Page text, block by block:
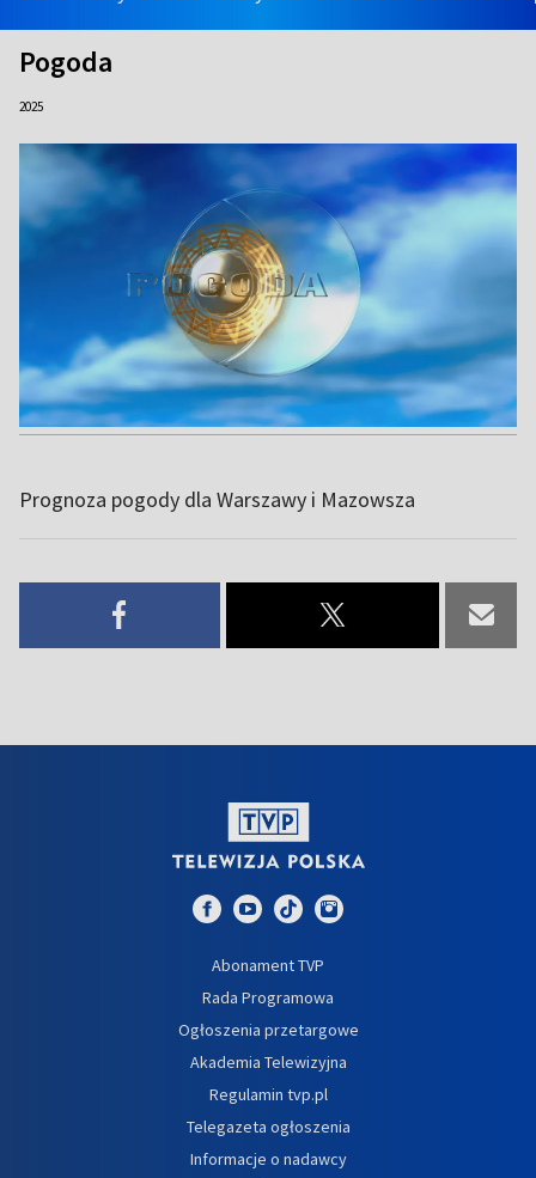
Pogoda
2025
Prognoza pogody dla Warszawy i Mazowsza
Abonament TVP
Rada Programowa
Ogłoszenia przetargowe
Akademia Telewizyjna
Regulamin tvp.pl
Telegazeta ogłoszenia
Informacje o nadawcy